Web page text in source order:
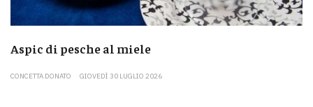
Aspic di pesche al miele
CONCETTA DONATO GIOVEDÌ 30 LUGLIO 2026